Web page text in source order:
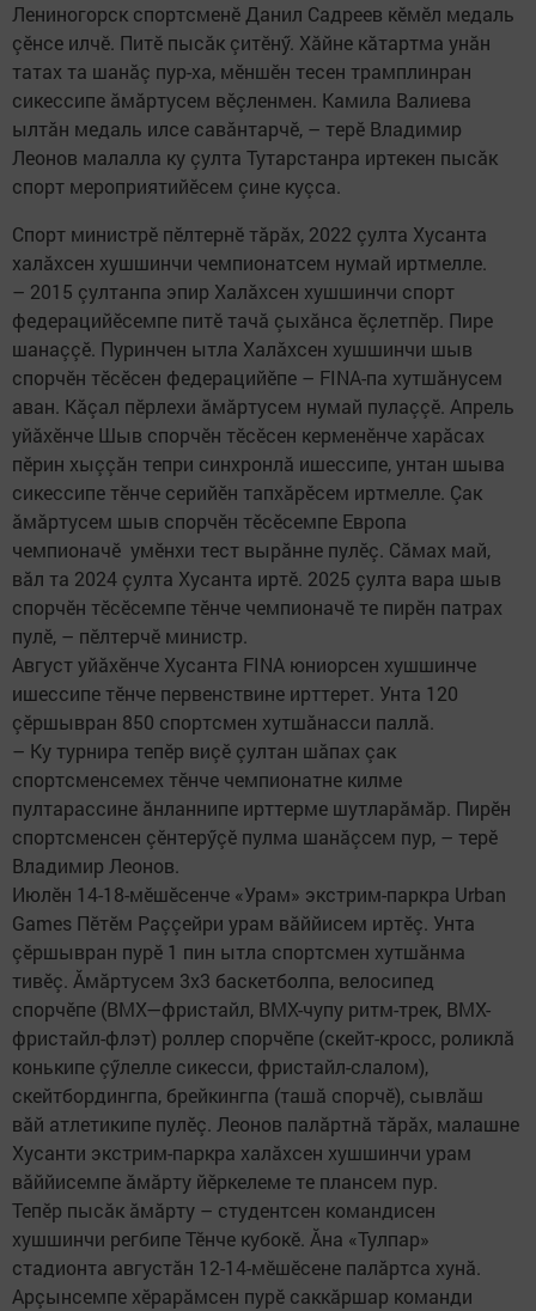
Лениногорск спортсменӗ Данил Садреев кӗмӗл медаль
çӗнсе илчӗ. Питӗ пысăк çитӗнӳ. Хăйне кăтартма унăн
татах та шанăç пур-ха, мӗншӗн тесен трамплинран
сикессипе ăмăртусем вӗçленмен. Камила Валиева
ылтăн медаль илсе савăнтарчӗ, – терӗ Владимир
Леонов малалла ку çулта Тутарстанра иртекен пысăк
спорт мероприятийӗсем çине куçса.
Спорт министрӗ пӗлтернӗ тăрăх, 2022 çулта Хусанта
халăхсен хушшинчи чемпионатсем нумай иртмелле.
– 2015 çултанпа эпир Халăхсен хушшинчи спорт
федерацийӗсемпе питӗ тачă çыхăнса ӗçлетпӗр. Пире
шанаççӗ. Пуринчен ытла Халăхсен хушшинчи шыв
спорчӗн тӗсӗсен федерацийӗпе – FINA-па хутшăнусем
аван. Кăçал пӗрлехи ăмăртусем нумай пулаççӗ. Апрель
уйăхӗнче Шыв спорчӗн тӗсӗсен керменӗнче харăсах
пӗрин хыççăн тепри синхронлă ишессипе, унтан шыва
сикессипе тӗнче серийӗн тапхăрӗсем иртмелле. Çак
ăмăртусем шыв спорчӗн тӗсӗсемпе Европа
чемпионачӗ умӗнхи тест вырăнне пулӗç. Сăмах май,
вăл та 2024 çулта Хусанта иртӗ. 2025 çулта вара шыв
спорчӗн тӗсӗсемпе тӗнче чемпионачӗ те пирӗн патрах
пулӗ, – пӗлтерчӗ министр.
Август уйăхӗнче Хусанта FINA юниорсен хушшинче
ишессипе тӗнче первенствине ирттерет. Унта 120
çӗршывран 850 спортсмен хутшăнасси паллă.
– Ку турнира тепӗр виçӗ çултан шăпах çак
спортсменсемех тӗнче чемпионатне килме
пултарассине ăнланнипе ирттерме шутларăмăр. Пирӗн
спортсменсен çӗнтерӳçӗ пулма шанăçсем пур, – терӗ
Владимир Леонов.
Июлӗн 14-18-мӗшӗсенче «Урам» экстрим-паркра Urban
Games Пӗтӗм Раççейри урам вăййисем иртӗç. Унта
çӗршывран пурӗ 1 пин ытла спортсмен хутшăнма
тивӗç. Ăмăртусем 3х3 баскетболпа, велосипед
спорчӗпе (BMХ—фристайл, BMX-чупу ритм-трек, BMX-
фристайл-флэт) роллер спорчӗпе (скейт-кросс, роликлă
конькипе çӳлелле сикесси, фристайл-слалом),
скейтбордингпа, брейкингпа (ташă спорчӗ), сывлăш
вăй атлетикипе пулӗç. Леонов палăртнă тăрăх, малашне
Хусанти экстрим-паркра халăхсен хушшинчи урам
вăййисемпе ăмăрту йӗркелеме те плансем пур.
Тепӗр пысăк ăмăрту – студентсен командисен
хушшинчи регбипе Тӗнче кубокӗ. Ăна «Тулпар»
стадионта августăн 12-14-мӗшӗсене палăртса хунă.
Арçынсемпе хӗрарăмсен пурӗ саккăршар команди